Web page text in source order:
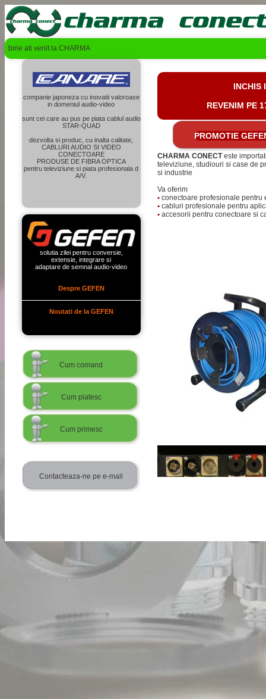
bine ati venit la CHARMA
companie japoneza cu inovatii valoroase
in domeniul audio-video
sunt cei care au pus pe piata cablul audio
STAR-QUAD
dezvolta si produc, cu inalta calitate,
CABLURI AUDIO SI VIDEO
CONECTOARE
PRODUSE DE FIBRA OPTICA
pentru televiziune si piata profesionala d
A/V.
solutia zilei pentru conversie,
extensie, integrare si
adaptare de semnal audio-video
Despre GEFEN
Noutati de la GEFEN
Cum comand
Cum platesc
Cum primesc
Contacteaza-ne pe e-mail
INCHIS
REVENIM PE
PROMOTIE
CHARMA CONECTeste
televiziune, studiouri si case de
si industrie
Va oferim
• conectoare profesionale pentru
• cabluri profesionale pentru
• accesorii pentru conectoare si
click pentru detalii